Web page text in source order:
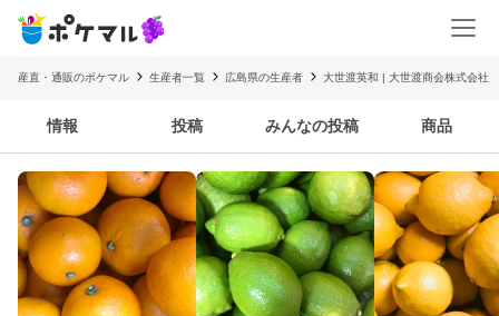
産直・通販のポケマル 生産者一覧 広島県の生産者 大世渡英和 | 大世渡商会株式会社
情報 投稿 みんなの投稿 商品